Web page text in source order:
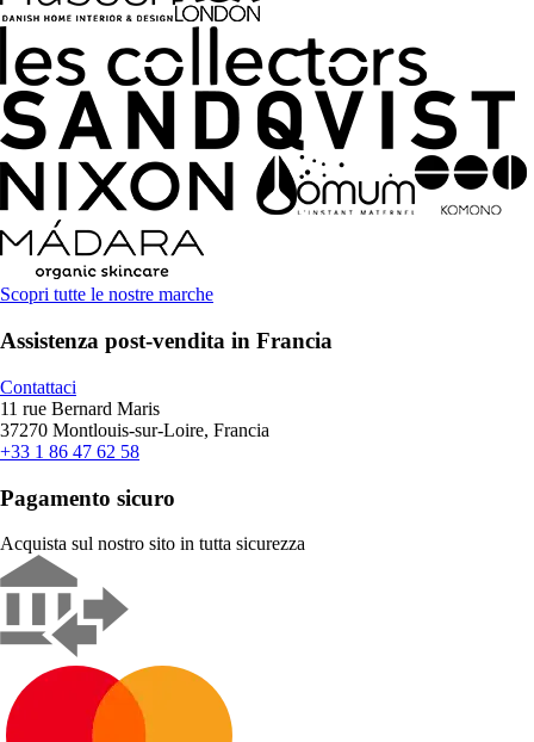
Scopri tutte le nostre marche
Assistenza post-vendita in Francia
Contattaci
11 rue Bernard Maris
37270 Montlouis-sur-Loire, Francia
+33 1 86 47 62 58
Pagamento sicuro
Acquista sul nostro sito in tutta sicurezza